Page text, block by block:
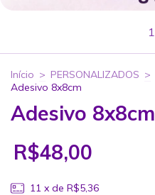
1
Início > PERSONALIZADOS >
Adesivo 8x8cm
Adesivo 8x8cm
R$48,00
11 x de R$5,36